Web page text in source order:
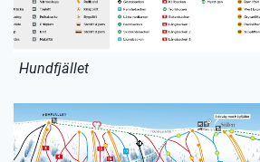
Hundfjället